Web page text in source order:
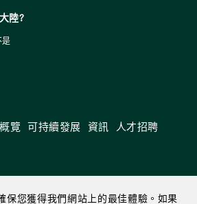
陸?
是
覽 可持續發展 資訊 人才招聘
保您獲得我們網站上的最佳體驗。如果